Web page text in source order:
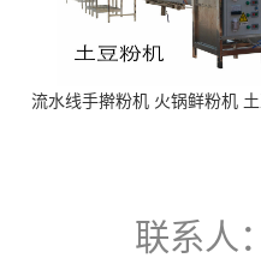
流水线手擀粉机 火锅鲜粉机
联系人